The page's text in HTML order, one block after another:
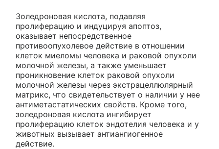
Золедроновая кислота, подавляя
пролиферацию и индуцируя апоптоз,
оказывает непосредственное
противоопухолевое действие в отношении
клеток миеломы человека и раковой опухоли
молочной железы, а также уменьшает
проникновение клеток раковой опухоли
молочной железы через экстрацеллюлярный
матрикс, что свидетельствует о наличии у нее
антиметастатических свойств. Кроме того,
золедроновая кислота ингибирует
пролиферацию клеток эндотелия человека и у
животных вызывает антиангиогенное
действие.